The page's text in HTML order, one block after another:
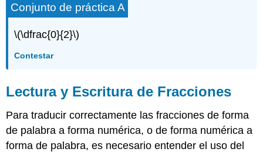
Conjunto de práctica A
\(\dfrac{0}{2}\)
Contestar
Lectura y Escritura de Fracciones
Para traducir correctamente las fracciones de forma
de palabra a forma numérica, o de forma numérica a
forma de palabra, es necesario entender el uso del